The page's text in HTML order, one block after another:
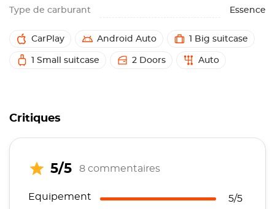
Type de carburant Essence
CarPlay Android Auto 1 Big suitcase
1 Small suitcase 2 Doors Auto
Critiques
5/5 8 commentaires
Equipement
5/5